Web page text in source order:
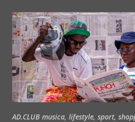
Passa ai contenuti
AD.CLUB musica, lifestyle, sport,